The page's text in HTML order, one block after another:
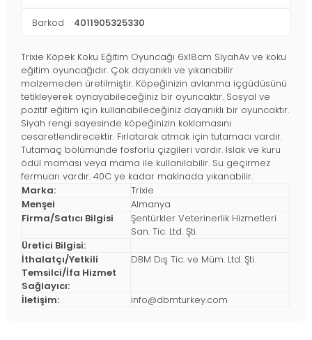
Barkod 4011905325330
Trixie Köpek Koku Eğitim Oyuncağı 6x18cm SiyahAv ve koku
eğitim oyuncağıdır. Çok dayanıklı ve yıkanabilir
malzemeden üretilmiştir. Köpeğinizin avlanma içgüdüsünü
tetikleyerek oynayabileceğiniz bir oyuncaktır. Sosyal ve
pozitif eğitim için kullanabileceğiniz dayanıklı bir oyuncaktır.
Siyah rengi sayesinde köpeğinizin koklamasını
cesaretlendirecektir. Fırlatarak atmak için tutamacı vardır.
Tutamaç bölümünde fosforlu çizgileri vardır. Islak ve kuru
ödül maması veya mama ile kullanılabilir. Su geçirmez
fermuarı vardır. 40C ye kadar makinada yıkanabilir.
Marka:
Trixie
Menşei
Almanya
Firma/Satıcı Bilgisi
Şentürkler Veterinerlik Hizmetleri
San. Tic. Ltd. Şti.
Üretici Bilgisi:
İthalatçı/Yetkili
Temsilci/İfa Hizmet
Sağlayıcı:
DBM Dış Tic. ve Müm. Ltd. Şti.
İletişim: info@dbmturkey.com